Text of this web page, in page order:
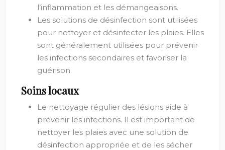
l’inflammation et les démangeaisons.
Les solutions de désinfection sont utilisées
pour nettoyer et désinfecter les plaies. Elles
sont généralement utilisées pour prévenir
les infections secondaires et favoriser la
guérison.
Soins locaux
Le nettoyage régulier des lésions aide à
prévenir les infections. Il est important de
nettoyer les plaies avec une solution de
désinfection appropriée et de les sécher